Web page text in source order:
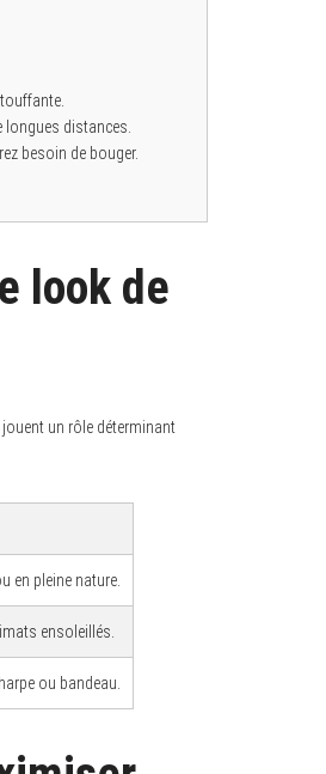
longues distances.
besoin de bouger.
look de
jouent un rôle déterminant
en pleine nature.
ensoleillés.
ou bandeau.